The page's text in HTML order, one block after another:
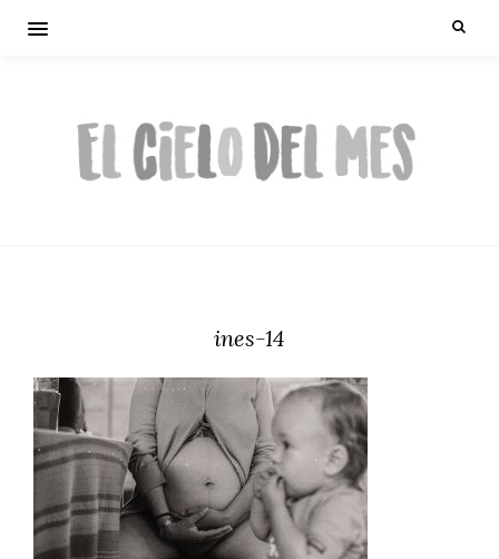
ines-14